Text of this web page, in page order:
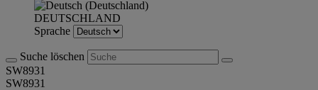
DEUTSCHLAND
Sprache
Suche löschen
SW8931
SW8931